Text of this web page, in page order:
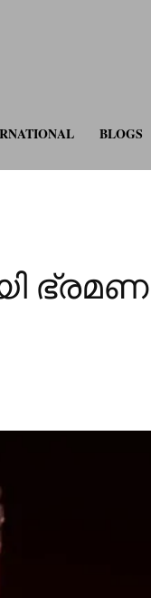
BLOGS